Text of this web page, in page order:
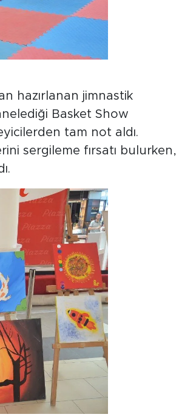
hazırlanan jimnastik
Basket Show
tam not aldı.
sergileme fırsatı bulurken,